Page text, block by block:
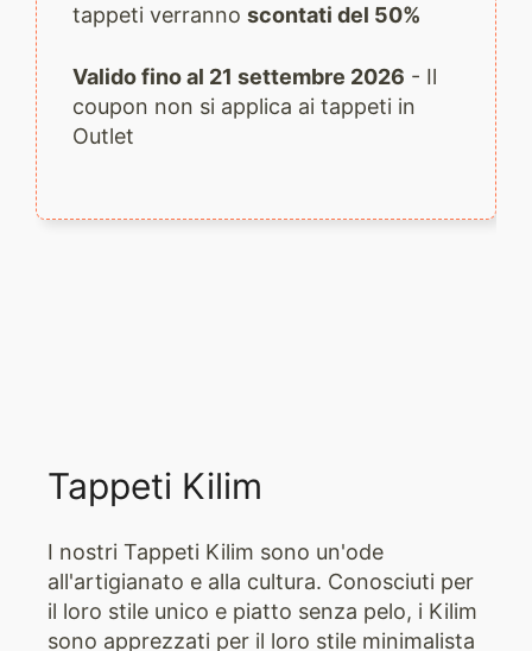
tappeti verranno scontati del 50%
Valido fino al 21 settembre 2026 - Il
coupon non si applica ai tappeti in
Outlet
Tappeti Kilim
I nostri Tappeti Kilim sono un'ode
all'artigianato e alla cultura. Conosciuti per
il loro stile unico e piatto senza pelo, i Kilim
sono apprezzati per il loro stile minimalista